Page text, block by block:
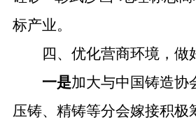
标产业。
四、优化营商环境，做
一是加大与中国铸造协
压铸、精铸等分会嫁接积极